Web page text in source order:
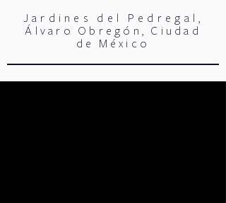
Jardines del Pedregal
Álvaro Obregón, Ciudad
de México